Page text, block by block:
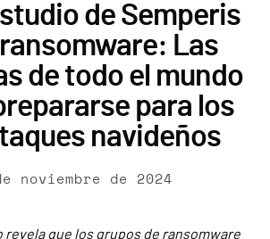
de Semperis
Las
de todo el mundo
para los
navideños
noviembre de 2024
revela que los grupos de ransomware